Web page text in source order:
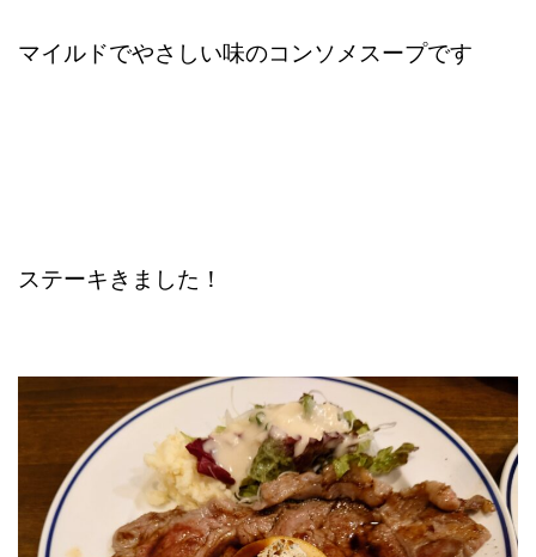
マイルドでやさしい味のコンソメスープです
ステーキきました！